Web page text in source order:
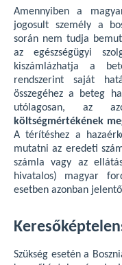
Amennyiben a
jogosult személy a
során nem tudja
az egészségügyi
kiszámlázhatja a
rendszerint saját
összegéhez a beteg
utólagosan, az
költségmértékének
A térítéshez a
mutatni az eredeti
számla vagy az
hivatalos) magyar
esetben azonban
Szükség esetén a